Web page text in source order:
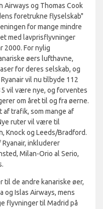
og Thomas Cook
foretrukne flyselskab"
for mange mindre
med lavprisflyvninger
2000. For nylig
øers lufthavne,
for deres selskab, og
vil nu tilbyde 112
vil være nye, og forventes
om året til og fra øerne.
trafik, som mange af
ruter vil være til
Knock og Leeds/Bradford.
inkluderer
Milan-Orio al Serio,
de andre kanariske øer,
og Islas Airways, mens
flyvninger til Madrid på